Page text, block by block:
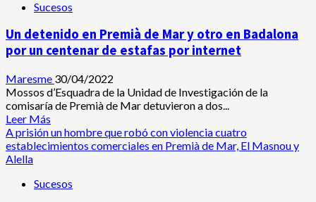
y
de
una
empresa
Palafolls
Un
en
un
de
Premià
daña
vehículos
Sucesos
Un detenido en Premià de Mar y otro en Badalona
por un centenar de estafas por internet
Maresme 30/04/2022
Mossos d’Esquadra de la Unidad de Investigación de la
comisaría de Premià de Mar detuvieron a dos...
Leer Más
más
acerca
detenido
A prisión un hombre que robó con violencia cuatro
establecimientos comerciales en Premià de Mar, El Masnou y
Alella
Sucesos